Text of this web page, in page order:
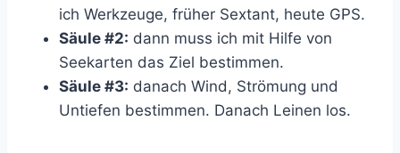
ich Werkzeuge, früher Sextant, heute GPS.
Säule #2: dann muss ich mit Hilfe von
Seekarten das Ziel bestimmen.
Säule #3: danach Wind, Strömung und
Untiefen bestimmen. Danach Leinen los.